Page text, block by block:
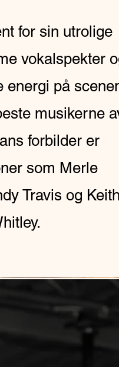
for sin utrolige
vokalspekter
energi på
musikerne
forbilder er
som Merle
Travis og Keith